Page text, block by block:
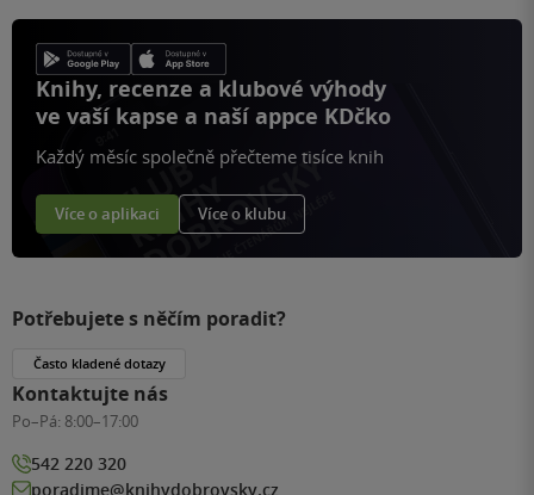
Knihy, recenze a klubové výhody
ve vaší kapse a naší appce KDčko
Každý měsíc společně přečteme tisíce knih
Více o aplikaci Více o klubu
Potřebujete s něčím poradit?
Často kladené dotazy
Kontaktujte nás
Po–Pá: 8:00–17:00
542 220 320
poradime@knihydobrovsky.cz